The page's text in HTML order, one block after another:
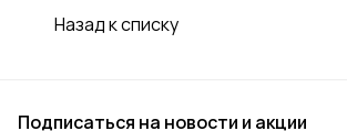
Назад к списку
Подписаться на новости и акции